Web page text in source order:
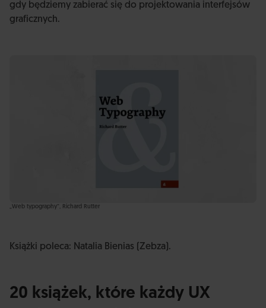
gdy będziemy zabierać się do projektowania interfejsów
graficznych.
„Web typography”, Richard Rutter
Książki poleca: Natalia Bienias (Zebza).
20 książek, które każdy UX